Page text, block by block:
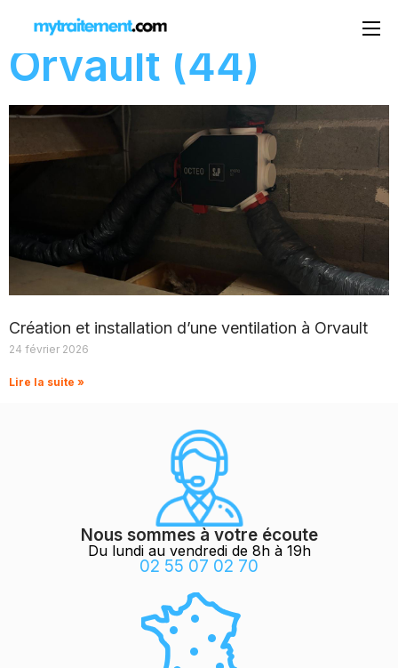
Orvault (44)
Création et installation d’une ventilation à Orvault
24 février 2026
Lire la suite »
Nous sommes à votre écoute
Du lundi au vendredi de 8h à 19h
02 55 07 02 70